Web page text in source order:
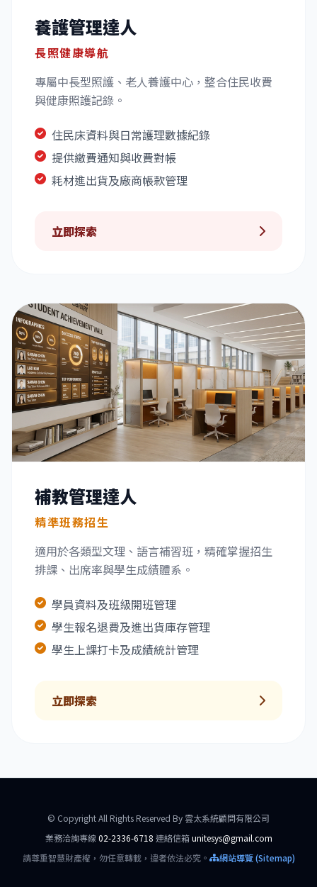
養護管理達人
長照健康導航
專屬中長型照護、老人養護中心，整合住民收費
與健康照護記錄。
住民床資料與日常護理數據紀錄
提供繳費通知與收費對帳
耗材進出貨及廠商帳款管理
立即探索
補教管理達人
精準班務招生
適用於各類型文理、語言補習班，精確掌握招生
排課、出席率與學生成績體系。
學員資料及班級開班管理
學生報名退費及進出貨庫存管理
學生上課打卡及成績統計管理
立即探索
© Copyright All Rights Reserved By 雲太系統顧問有限公司
業務洽詢專線 02-2336-6718 連絡信箱unitesys@gmail.com
請尊重智慧財產權，勿任意轉載，違者依法必究。
網站導覽 (Sitemap)